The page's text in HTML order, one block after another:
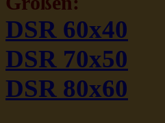
DSR 60x40
DSR 70x50
DSR 80x60